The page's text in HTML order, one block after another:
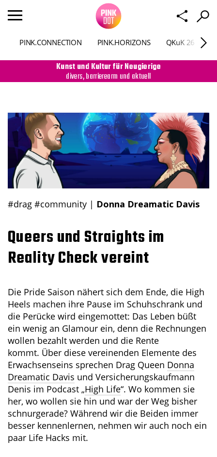
PINK.CONNECTION PINK.HORIZONS QKuK 26
Kunst und Kultur für Neugierige
divers, barrierearm und aktuell
#drag #community | Donna Dreamatic Davis
Queers und Straights im
Reality Check vereint
Die Pride Saison nähert sich dem Ende, die High
Heels machen ihre Pause im Schuhschrank und
die Perücke wird eingemottet: Das Leben büßt
ein wenig an Glamour ein, denn die Rechnungen
wollen bezahlt werden und die Rente
kommt. Über diese vereinenden Elemente des
Erwachsenseins sprechen Drag Queen Donna
Dreamatic Davis und Versicherungskaufmann
Denis im Podcast „High Life“. Wo kommen sie
her, wo wollen sie hin und war der Weg bisher
schnurgerade? Während wir die Beiden immer
besser kennenlernen, nehmen wir auch noch ein
paar Life Hacks mit.